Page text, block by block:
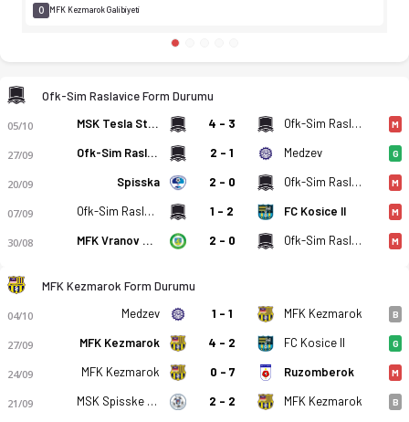
Ofk-Sim Raslavice - MFK Kezmarok 6-2 bitti. Gol anları,
0 MFK Kezmarok Galibiyeti
Ofk-Sim Raslavice Form Durumu
05/10 MSK Tesla Stropkov 4 - 3 Ofk-Sim Raslavice M
27/09 Ofk-Sim Raslavice 2 - 1 Medzev G
20/09 Spisska 2 - 0 Ofk-Sim Raslavice M
07/09 Ofk-Sim Raslavice 1 - 2 FC Kosice II M
30/08 MFK Vranov Nad Topou 2 - 0 Ofk-Sim Raslavice M
MFK Kezmarok Form Durumu
04/10 Medzev 1 - 1 MFK Kezmarok B
27/09 MFK Kezmarok 4 - 2 FC Kosice II G
24/09 MFK Kezmarok 0 - 7 Ruzomberok M
21/09 MSK Spisske Podhradie 2 - 2 MFK Kezmarok B